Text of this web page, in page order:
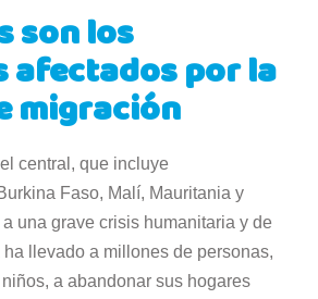
son los
afectados por la
migración
central, que incluye
Faso, Malí, Mauritania y
una grave crisis humanitaria y de
llevado a millones de personas,
a abandonar sus hogares